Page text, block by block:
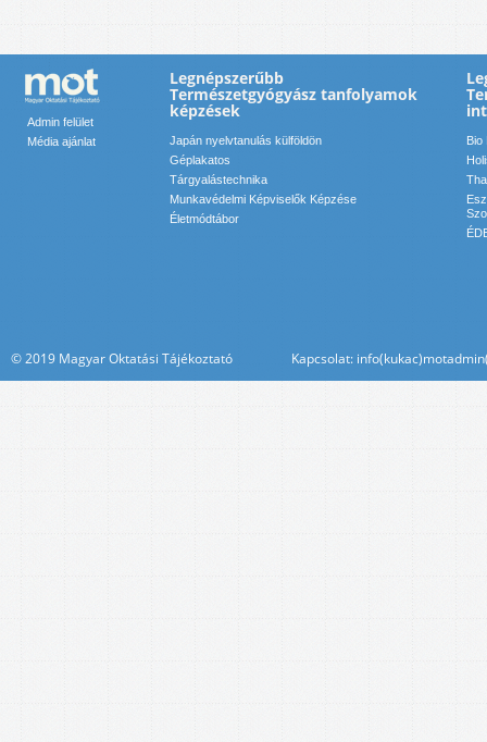
Admin felület
Média ajánlat
Legnépszerűbb
Természetgyógyász tanfolyamok
képzések
Japán nyelvtanulás külföldön
Géplakatos
Tárgyalástechnika
Munkavédelmi Képviselők Képzése
Életmódtábor
© 2019 Magyar Oktatási Tájékoztató Kapcsolat: